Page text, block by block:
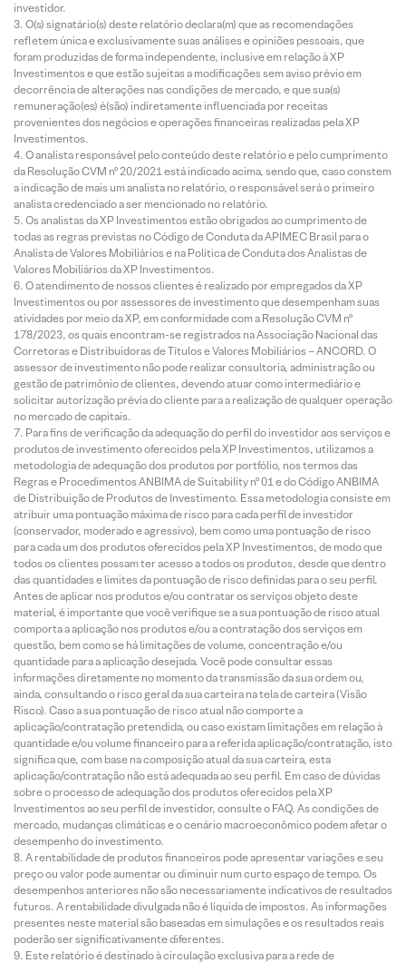
investidor.
O(s) signatário(s) deste relatório declara(m) que as recomendações
refletem única e exclusivamente suas análises e opiniões pessoais, que
foram produzidas de forma independente, inclusive em relação à XP
Investimentos e que estão sujeitas a modificações sem aviso prévio em
decorrência de alterações nas condições de mercado, e que sua(s)
remuneração(es) é(são) indiretamente influenciada por receitas
provenientes dos negócios e operações financeiras realizadas pela XP
Investimentos.
O analista responsável pelo conteúdo deste relatório e pelo cumprimento
da Resolução CVM nº 20/2021 está indicado acima, sendo que, caso constem
a indicação de mais um analista no relatório, o responsável será o primeiro
analista credenciado a ser mencionado no relatório.
Os analistas da XP Investimentos estão obrigados ao cumprimento de
todas as regras previstas no Código de Conduta da APIMEC Brasil para o
Analista de Valores Mobiliários e na Política de Conduta dos Analistas de
Valores Mobiliários da XP Investimentos.
O atendimento de nossos clientes é realizado por empregados da XP
Investimentos ou por assessores de investimento que desempenham suas
atividades por meio da XP, em conformidade com a Resolução CVM nº
178/2023, os quais encontram-se registrados na Associação Nacional das
Corretoras e Distribuidoras de Títulos e Valores Mobiliários – ANCORD. O
assessor de investimento não pode realizar consultoria, administração ou
gestão de patrimônio de clientes, devendo atuar como intermediário e
solicitar autorização prévia do cliente para a realização de qualquer operação
no mercado de capitais.
Para fins de verificação da adequação do perfil do investidor aos serviços e
produtos de investimento oferecidos pela XP Investimentos, utilizamos a
metodologia de adequação dos produtos por portfólio, nos termos das
Regras e Procedimentos ANBIMA de Suitability nº 01 e do Código ANBIMA
de Distribuição de Produtos de Investimento. Essa metodologia consiste em
atribuir uma pontuação máxima de risco para cada perfil de investidor
(conservador, moderado e agressivo), bem como uma pontuação de risco
para cada um dos produtos oferecidos pela XP Investimentos, de modo que
todos os clientes possam ter acesso a todos os produtos, desde que dentro
das quantidades e limites da pontuação de risco definidas para o seu perfil.
Antes de aplicar nos produtos e/ou contratar os serviços objeto deste
material, é importante que você verifique se a sua pontuação de risco atual
comporta a aplicação nos produtos e/ou a contratação dos serviços em
questão, bem como se há limitações de volume, concentração e/ou
quantidade para a aplicação desejada. Você pode consultar essas
informações diretamente no momento da transmissão da sua ordem ou,
ainda, consultando o risco geral da sua carteira na tela de carteira (Visão
Risco). Caso a sua pontuação de risco atual não comporte a
aplicação/contratação pretendida, ou caso existam limitações em relação à
quantidade e/ou volume financeiro para a referida aplicação/contratação, isto
significa que, com base na composição atual da sua carteira, esta
aplicação/contratação não está adequada ao seu perfil. Em caso de dúvidas
sobre o processo de adequação dos produtos oferecidos pela XP
Investimentos ao seu perfil de investidor, consulte o FAQ. As condições de
mercado, mudanças climáticas e o cenário macroeconômico podem afetar o
desempenho do investimento.
A rentabilidade de produtos financeiros pode apresentar variações e seu
preço ou valor pode aumentar ou diminuir num curto espaço de tempo. Os
desempenhos anteriores não são necessariamente indicativos de resultados
futuros. A rentabilidade divulgada não é líquida de impostos. As informações
presentes neste material são baseadas em simulações e os resultados reais
poderão ser significativamente diferentes.
Este relatório é destinado à circulação exclusiva para a rede de